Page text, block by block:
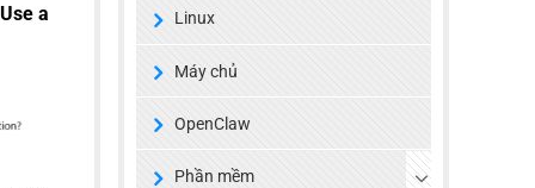
Use a Linux
Máy chủ
OpenClaw
Phần mềm